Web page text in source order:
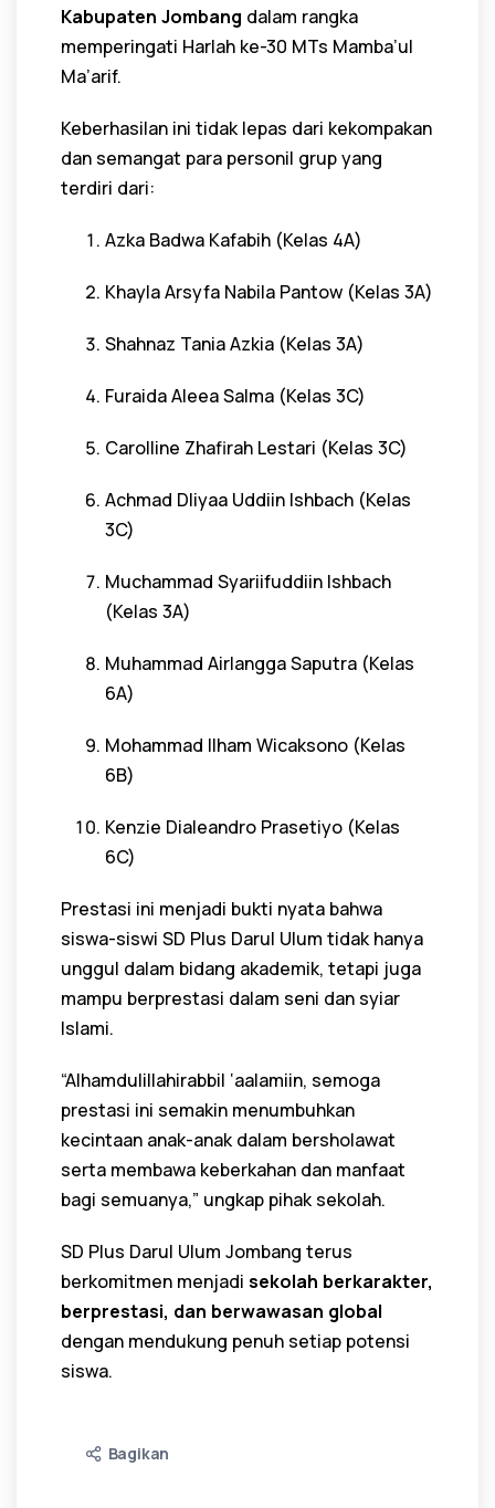
Kabupaten Jombang dalam rangka
memperingati Harlah ke-30 MTs Mamba’ul
Ma’arif.
Keberhasilan ini tidak lepas dari kekompakan
dan semangat para personil grup yang
terdiri dari:
Azka Badwa Kafabih (Kelas 4A)
Khayla Arsyfa Nabila Pantow (Kelas 3A)
Shahnaz Tania Azkia (Kelas 3A)
Furaida Aleea Salma (Kelas 3C)
Carolline Zhafirah Lestari (Kelas 3C)
Achmad Dliyaa Uddiin Ishbach (Kelas
3C)
Muchammad Syariifuddiin Ishbach
(Kelas 3A)
Muhammad Airlangga Saputra (Kelas
6A)
Mohammad Ilham Wicaksono (Kelas
6B)
Kenzie Dialeandro Prasetiyo (Kelas
6C)
Prestasi ini menjadi bukti nyata bahwa
siswa-siswi SD Plus Darul Ulum tidak hanya
unggul dalam bidang akademik, tetapi juga
mampu berprestasi dalam seni dan syiar
Islami.
“Alhamdulillahirabbil ‘aalamiin, semoga
prestasi ini semakin menumbuhkan
kecintaan anak-anak dalam bersholawat
serta membawa keberkahan dan manfaat
bagi semuanya,” ungkap pihak sekolah.
SD Plus Darul Ulum Jombang terus
berkomitmen menjadi sekolah berkarakter,
berprestasi, dan berwawasan global
dengan mendukung penuh setiap potensi
siswa.
Bagikan